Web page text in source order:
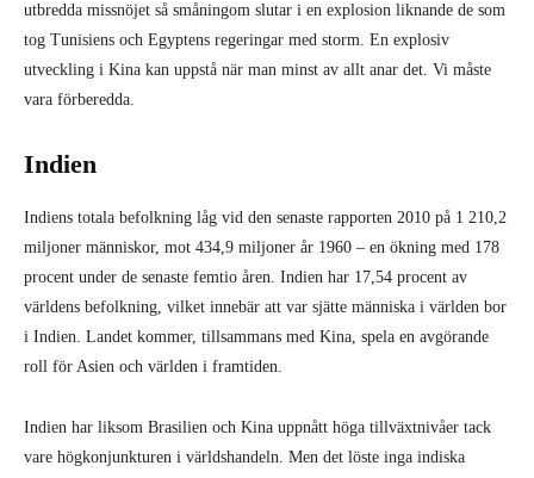
utbredda missnöjet så småningom slutar i en explosion liknande de som
tog Tunisiens och Egyptens regeringar med storm. En explosiv
utveckling i Kina kan uppstå när man minst av allt anar det. Vi måste
vara förberedda.
Indien
Indiens totala befolkning låg vid den senaste rapporten 2010 på 1 210,2
miljoner människor, mot 434,9 miljoner år 1960 – en ökning med 178
procent under de senaste femtio åren. Indien har 17,54 procent av
världens befolkning, vilket innebär att var sjätte människa i världen bor
i Indien. Landet kommer, tillsammans med Kina, spela en avgörande
roll för Asien och världen i framtiden.
Indien har liksom Brasilien och Kina uppnått höga tillväxtnivåer tack
vare högkonjunkturen i världshandeln. Men det löste inga indiska